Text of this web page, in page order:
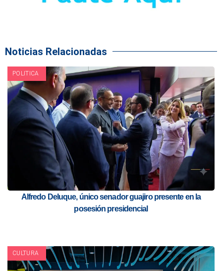
Noticias Relacionadas
POLITICA
Alfredo Deluque, único senador guajiro presente en la
posesión presidencial
CULTURA